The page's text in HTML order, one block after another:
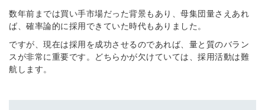
数年前までは買い手市場だった背景もあり、母集団量さえあれ
ば、確率論的に採用できていた時代もありました。
ですが、現在は採用を成功させるのであれば、量と質のバラン
スが非常に重要です。どちらかが欠けていては、採用活動は難
航します。